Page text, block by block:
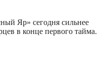
Яр» сегодня сильнее
в конце первого тайма.